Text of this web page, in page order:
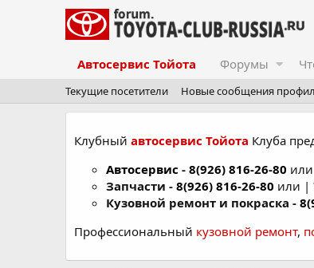
Автосервис Тойота Форумы
Текущие посетители Новые сообщения
Клубный автосервис Тойота Клуба
Автосервис - 8(926) 816-26-80
Запчасти - 8(926) 816-26-80 или |
Кузовной ремонт и покраска -
Профессиональный кузовной ремонт,